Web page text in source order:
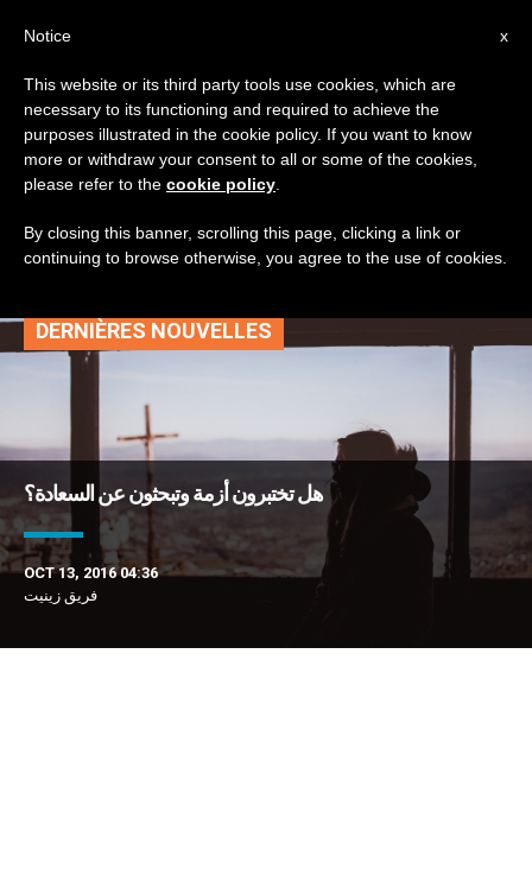
TAG
Posts Tagged
DERNIÈRES NOUVELLES
هل تختبرون أزمة وتبحثون عن السعادة؟
OCT 13, 2016 04:36
فريق زينيت
x
Notice
This website or its third party tools use cookies, which are
necessary to its functioning and required to achieve the
purposes illustrated in the cookie policy. If you want to know
more or withdraw your consent to all or some of the cookies,
please refer to the cookie policy
By closing this banner, scrolling this page, clicking a link or
continuing to browse otherwise, you agree to the use of cookies.